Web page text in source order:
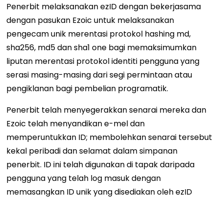
Penerbit melaksanakan ezID dengan bekerjasama
dengan pasukan Ezoic untuk melaksanakan
pengecam unik merentasi protokol hashing md,
sha256, md5 dan sha1 one bagi memaksimumkan
liputan merentasi protokol identiti pengguna yang
serasi masing-masing dari segi permintaan atau
pengiklanan bagi pembelian programatik.
Penerbit telah menyegerakkan senarai mereka dan
Ezoic telah menyandikan e-mel dan
memperuntukkan ID; membolehkan senarai tersebut
kekal peribadi dan selamat dalam simpanan
penerbit. ID ini telah digunakan di tapak daripada
pengguna yang telah log masuk dengan
memasangkan ID unik yang disediakan oleh ezID